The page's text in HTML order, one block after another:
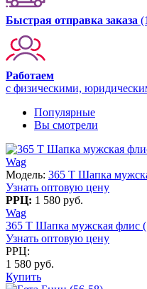
Быстрая отправка заказа
Работаем
с физическими,
Популярные
Вы смотрели
Wag
Модель: 365 T Шапка
Узнать оптовую цену
РРЦ: 1 580 руб.
Wag
365 T Шапка мужская флис
Узнать оптовую цену
РРЦ:
1 580 руб.
Купить